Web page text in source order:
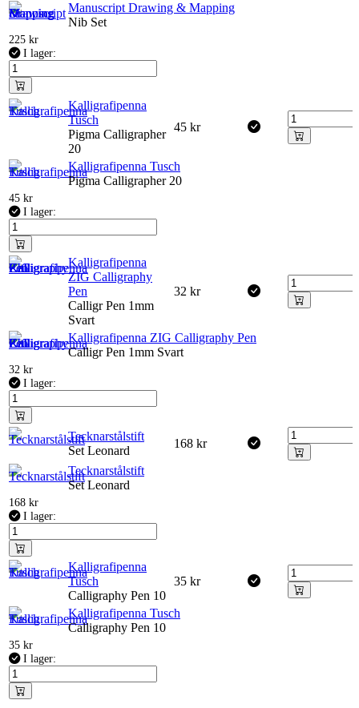
Manuscript Drawing & Mapping
Nib Set
225 kr
I lager:
Kalligrafipenna
Tusch
Pigma Calligrapher
20
45 kr
Kalligrafipenna Tusch
Pigma Calligrapher 20
45 kr
I lager:
Kalligrafipenna
ZIG Calligraphy
Pen
Calligr Pen 1mm
Svart
32 kr
Kalligrafipenna ZIG Calligraphy Pen
Calligr Pen 1mm Svart
32 kr
I lager:
Tecknarstålstift
Set Leonard
168 kr
Tecknarstålstift
Set Leonard
168 kr
I lager:
Kalligrafipenna
Tusch
Calligraphy Pen 10
35 kr
Kalligrafipenna Tusch
Calligraphy Pen 10
35 kr
I lager: